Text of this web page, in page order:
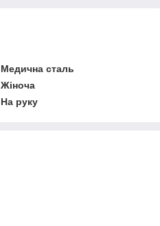
Медична сталь
Жіноча
На руку